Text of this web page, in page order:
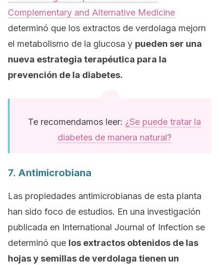
Complementary and Alternative Medicine
determinó que los extractos de verdolaga mejorn
el metabolismo de la glucosa y pueden ser una
nueva estrategia terapéutica para la
prevención de la diabetes.
Te recomendamos leer: ¿Se puede tratar la
diabetes de manera natural?
7. Antimicrobiana
Las propiedades antimicrobianas de esta planta
han sido foco de estudios. En una investigación
publicada en International Journal of Infection se
determinó que los extractos obtenidos de las
hojas y semillas de verdolaga tienen un